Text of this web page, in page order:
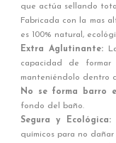
que actúa sellando
Fabricada con la mas
es 100% natural,
Extra Aglutinante:
capacidad de
manteniéndolo dentro
No se forma barro
fondo del baño.
Segura y Ecológica:
químicos para no